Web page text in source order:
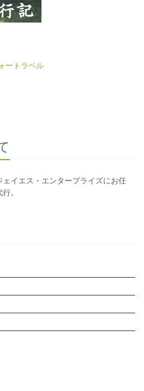
ートラベル
イエス・エンタープライズにお任
。